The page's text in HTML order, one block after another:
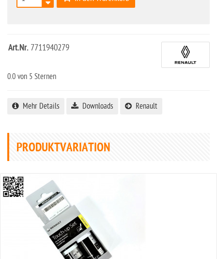
Art.Nr. 7711940279
0.0 von 5 Sternen
Mehr Details Downloads Renault
PRODUKTVARIATION